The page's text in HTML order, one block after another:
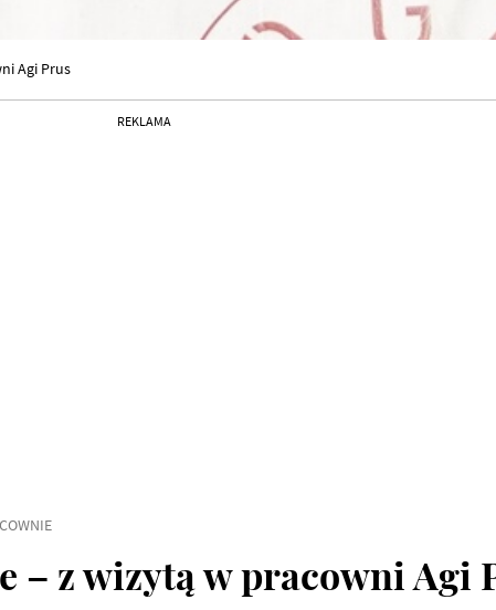
Agi Prus
REKLAMA
– z wizytą w pracowni Agi